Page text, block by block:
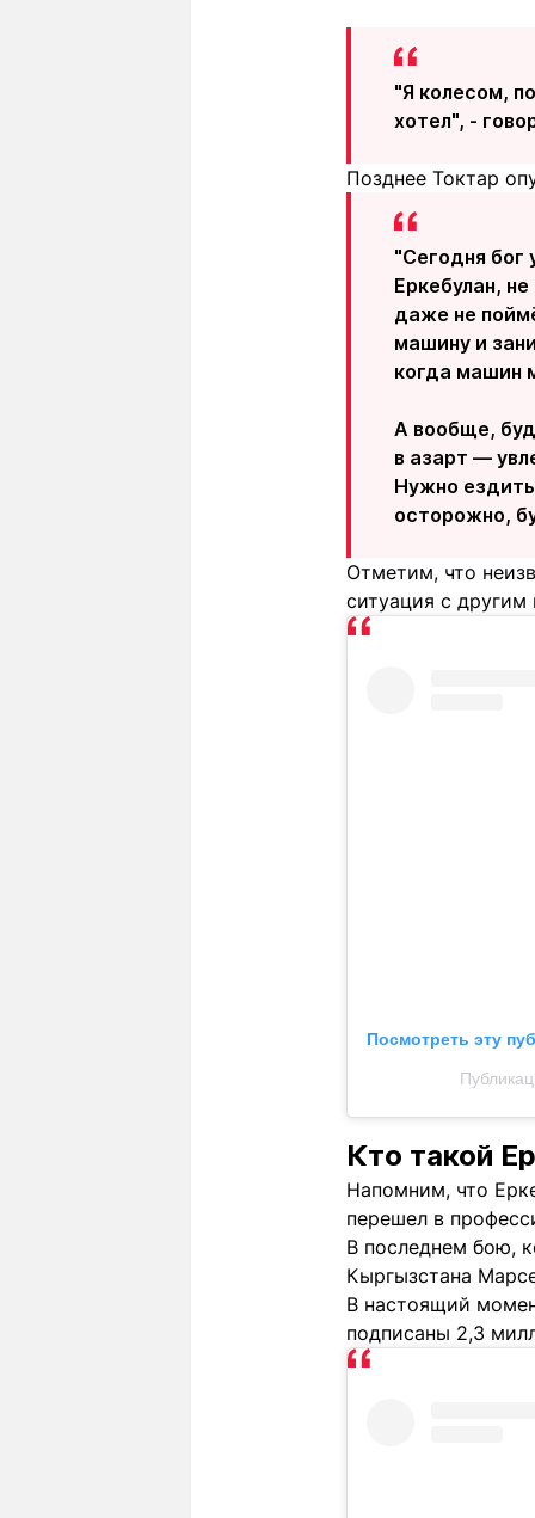
"Я колесом,
хотел", -
Позднее Токтар
"Сегодня бог
Еркебулан,
даже не
машину и
когда машин
А вообще,
в азарт —
Нужно
осторожно,
Отметим, что
ситуация с другим
Посмотреть эту
Кто такой
Напомним, что
перешел в
В последнем бою,
Кыргызстана
В настоящий
подписаны 2,3